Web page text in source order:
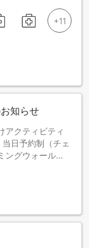
知らせ
アクティビティ
日予約制（チェ
ングウォール
児でご予約くだ
約可能。
リゾナーレ予約
す。